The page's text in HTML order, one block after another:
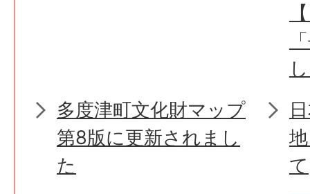
多度津町文化財マップ
第8版に更新されまし
た
て